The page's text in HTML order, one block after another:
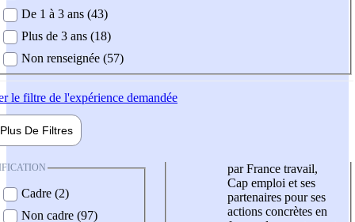
De 1 à 3 ans (43)
Plus de 3 ans (18)
Non renseignée (57)
le filtre de l'expérience demandée
Plus De Filtres
Cadre (2)
Non cadre (97)
par France travail,
Cap emploi et ses
partenaires pour ses
actions concrètes en